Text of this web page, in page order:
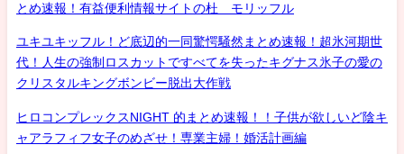
とめ速報！有益便利情報サイトの杜 モリッフル
ユキユキッフル！ど底辺的一同驚愕騒然まとめ速報！超氷河期世
代！人生の強制ロスカットですべてを失ったキグナス氷子の愛の
クリスタルキングボンビー脱出大作戦
ヒロコンプレックスNIGHT 的まとめ速報！！子供が欲しいど陰キ
ャアラフィフ女子のめざせ！専業主婦！婚活計画編